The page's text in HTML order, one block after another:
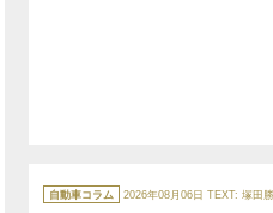
テ
ゴ
自動車コラム 2026年08月06日 TEXT: 塚田